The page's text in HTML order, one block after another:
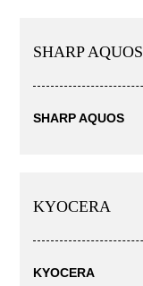
SHARP AQUOS
SHARP AQUOS
KYOCERA
KYOCERA